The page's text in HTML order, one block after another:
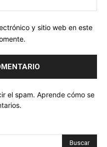
y sitio web en este
el spam. Aprende cómo se